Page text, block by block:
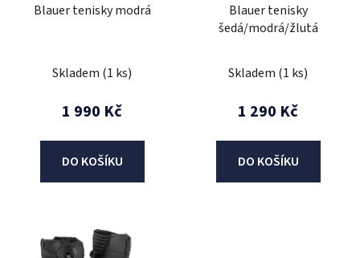
Blauer tenisky modrá
Skladem (1 ks)
1 990 Kč
DO KOŠÍKU
Blauer tenisky
šedá/modrá/žlutá
Skladem (1 ks)
1 290 Kč
DO KOŠÍKU